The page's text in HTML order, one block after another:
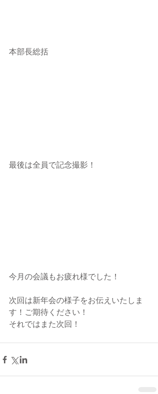
本部長総括
最後は全員で記念撮影！
今月の会議もお疲れ様でした！
次回は新年会の様子をお伝えいたしま
す！ご期待ください！
それではまた次回！